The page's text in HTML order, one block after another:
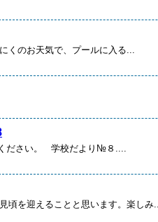
のお天気で、プールに入る...
ださい。 学校だより№８....
を迎えることと思います。楽しみ...